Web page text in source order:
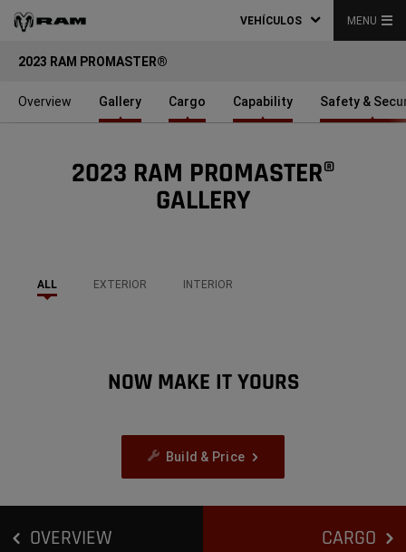
VEHÍCULOS MENU
2023 RAM PROMASTER®
Overview Gallery Cargo Capability Safety &
2023 RAM PROMASTER®
GALLERY
ALL EXTERIOR INTERIOR
NOW MAKE IT YOURS
Build & Price
OVERVIEW CARGO